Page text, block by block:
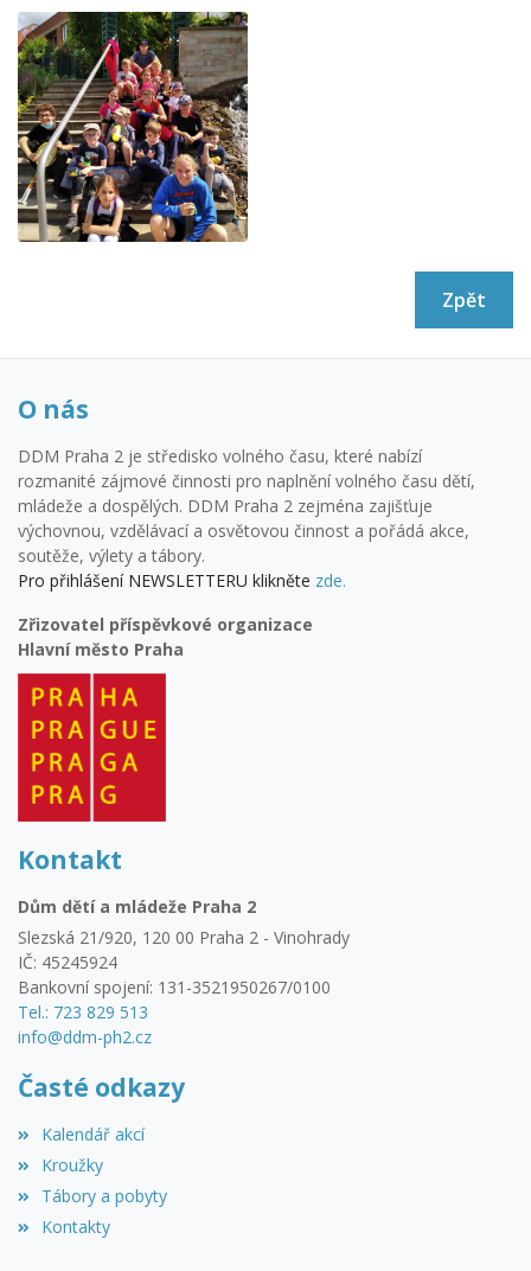
Zpět
O nás
DDM Praha 2 je středisko volného času, které nabízí
rozmanité zájmové činnosti pro naplnění volného času dětí,
mládeže a dospělých. DDM Praha 2 zejména zajišťuje
výchovnou, vzdělávací a osvětovou činnost a pořádá akce,
soutěže, výlety a tábory.
Pro přihlášení NEWSLETTERU klikněte zde.
Zřizovatel příspěvkové organizace
Hlavní město Praha
Kontakt
Dům dětí a mládeže Praha 2
Slezská 21/920, 120 00 Praha 2 - Vinohrady
IČ: 45245924
Bankovní spojení: 131-3521950267/0100
Tel.: 723 829 513
info@ddm-ph2.cz
Časté odkazy
Kalendář akcí
Kroužky
Tábory a pobyty
Kontakty